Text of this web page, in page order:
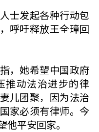
士发起各种行动包
呼吁释放王全璋回
，她希望中国政府
推动法治进步的律
儿团聚，因为法治
家必须有律师。今
平安回家。